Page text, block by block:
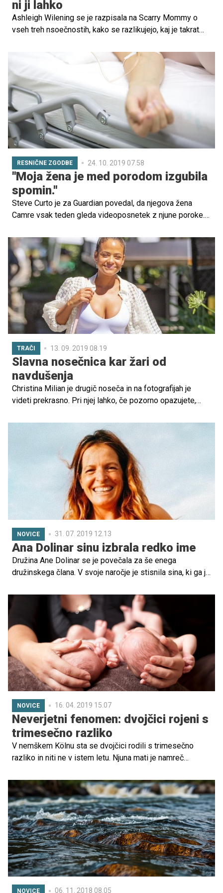
kož.
ni ji lahko
Ashleigh Wilening se je razpisala na Scarry Mommy o
vseh treh nsoečnostih, kako se razlikujejo, kaj je takrat
RESNIČNE ZGODBE 24. 10. 2019 07.58
''Moja žena je med porodom izgubila
spomin.''
Steve Curto je za Guardian povedal, da njegova žena
Camre vsak teden gleda videoposnetek z njune poroke.
oltarju, objemata sina Gavina in se veselita. To je bil njun
najsrečnejši dan v življenju, ampak ona se ničesar ne
spominja.
TRAČI 13. 09. 2019 08.19
Slavna nosečnica kar žari od
navdušenja
Christina Milian je drugič noseča in na fotografijah je
videti prekrasno. Pri njej lahko, če pozorno opazujete,
NOVICE 31. 07. 2019 12.13
Ana Dolinar sinu izbrala redko ime
Družina Ane Dolinar se je povečala za še enega
družinskega člana. V svoje naročje je stisnila sina, ki ga je
NOVICE 16. 04. 2019 15.07
Neverjetni fenomen: dvojčici rojeni s
trimesečno razliko
V nemškem Kölnu sta se dvojčici rodili s trimesečno
razliko in niti ne v istem letu. Njuna mati je namreč
nosečnosti, po prvem rojstvu pa se je nosečnost
nadaljevala brez težav, ko je druga deklica prišla na svet
februarja letos, so ta teden sporočili iz kölnske
bolnišnice.
NOVICE 06. 11. 2018 08.05